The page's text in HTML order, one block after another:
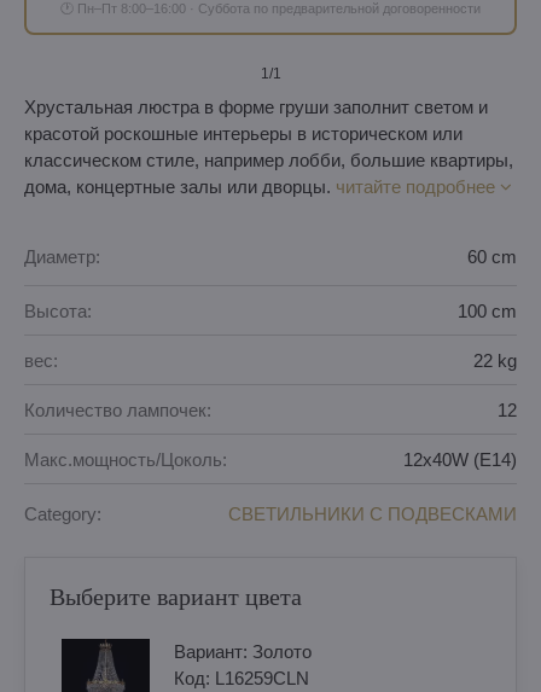
🕐 Пн–Пт 8:00–16:00 · Суббота по предварительной договоренности
1/1
Хрустальная люстра в форме груши заполнит светом и
красотой роскошные интерьеры в историческом или
классическом стиле, например лобби, большие квартиры,
дома, концертные залы или дворцы. читайте подробнее
Диаметр: 60 cm
Высота: 100 cm
вес: 22 kg
Количество лампочек: 12
Макс.мощность/Цоколь: 12x40W (E14)
Category: СВЕТИЛЬНИКИ С ПОДВЕСКАМИ
Выберите вариант цвета
Вариант: Золотo
Код: L16259CLN